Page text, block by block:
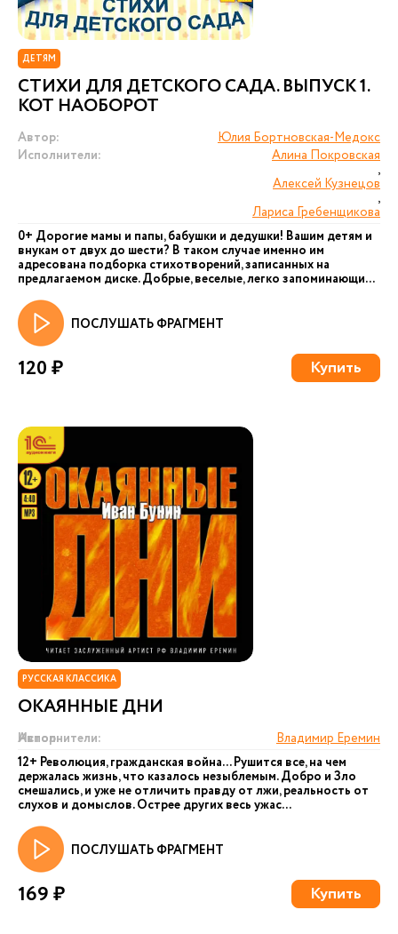
ДЕТЯМ
СТИХИ ДЛЯ ДЕТСКОГО САДА. ВЫПУСК 1.
КОТ НАОБОРОТ
Автор:
Юлия Бортновская-Медокс
Исполнители:
Алина Покровская
,
Алексей Кузнецов
,
Лариса Гребенщикова
0+ Дорогие мамы и папы, бабушки и дедушки! Вашим детям и
внукам от двух до шести? В таком случае именно им
адресована подборка стихотворений, записанных на
предлагаемом диске. Добрые, веселые, легко запоминающи...
ПОСЛУШАТЬ ФРАГМЕНТ
120 ₽ Купить
РУССКАЯ КЛАССИКА
ОКАЯННЫЕ ДНИ
Автор:
Исполнители:
Владимир Еремин
12+ Революция, гражданская война... Рушится все, на чем
держалась жизнь, что казалось незыблемым. Добро и Зло
смешались, и уже не отличить правду от лжи, реальность от
слухов и домыслов. Острее других весь ужас...
ПОСЛУШАТЬ ФРАГМЕНТ
169 ₽ Купить